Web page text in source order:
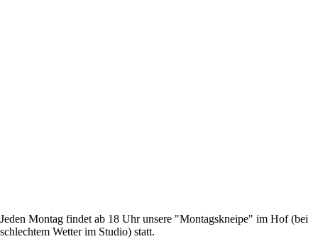
Jeden Montag findet ab 18 Uhr unsere "Montagskneipe" im Hof (bei
schlechtem Wetter im Studio) statt.